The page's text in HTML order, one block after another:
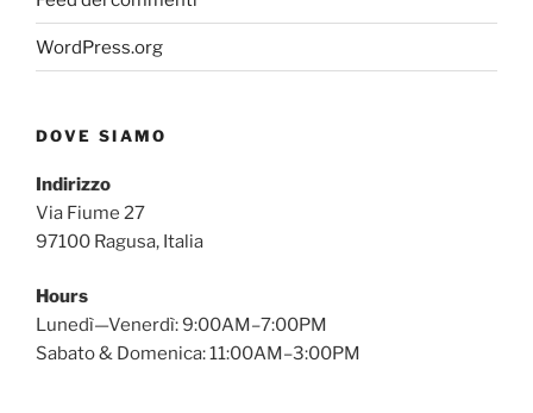
WordPress.org
DOVE SIAMO
Indirizzo
Via Fiume 27
97100 Ragusa, Italia
Hours
Lunedì—Venerdì: 9:00AM–7:00PM
Sabato & Domenica: 11:00AM–3:00PM